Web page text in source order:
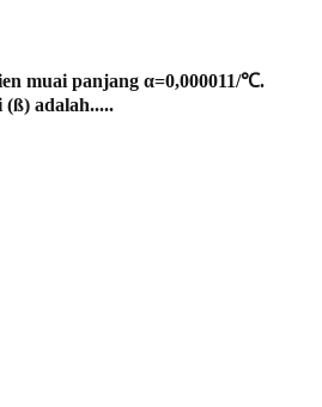
muai panjang α=0,000011/℃.
(ß) adalah.....